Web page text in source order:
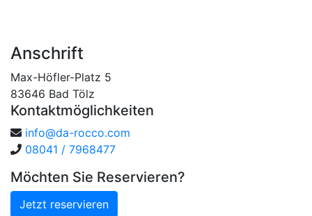
Anschrift
Max-Höfler-Platz 5
83646 Bad Tölz
Kontaktmöglichkeiten
info@da-rocco.com
08041 / 7968477
Möchten Sie Reservieren?
Jetzt reservieren